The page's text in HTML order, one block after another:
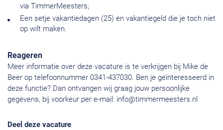
via TimmerMeesters;
Een setje vakantiedagen (25) en vakantiegeld die je toch niet
op wilt maken.
Reageren
Meer informatie over deze vacature is te verkrijgen bij Mike de
Beer op telefoonnummer 0341-437030. Ben je geïnteresseerd in
deze functie? Dan ontvangen wij graag jouw persoonlijke
gegevens, bij voorkeur per e-mail: info@timmermeesters.nl
Deel deze vacature